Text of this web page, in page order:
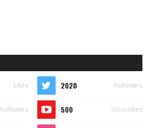
Likes 2020 Followers
Followers 500 Subscribes